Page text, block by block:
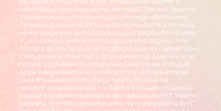
харесвани през годините актриси Татяна Лолова.
За съжаление и тя си отиде от този свят след
Стефан Данаилов и Стоянка Мутафова и по този
начин родната актьорска гилдия загуби всичките
си по-големи имена от предишните години. Но
Лолова до последно се подвизаваше на сцената на
Сатиричния театър и дори репетираше, когато
получи усложнения от прекарването на ковид 19.
Дори пандемията не успя да спре любимката на
цяла България от това да прави всичко по
професионален начин. Но какво всъщност ще ни
разкаже документалната продукция на БНТ, която
започва отново излъчването на поредицата БНТ